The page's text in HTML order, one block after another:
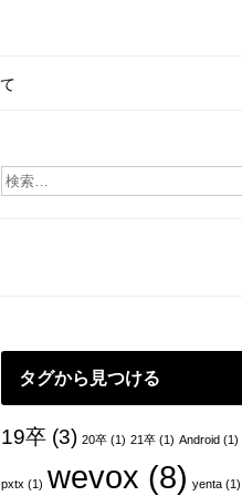
タグから見つける
19卒(3) 20卒(1) 21卒(1) Android(1)
pxtx (1) wevox (8) yenta(1)